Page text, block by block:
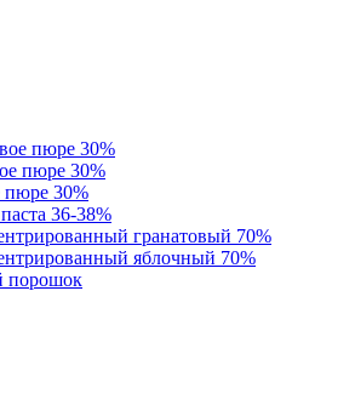
пюре 30%
пюрe 30%
пюре 30%
36-38%
гранатовый 70%
яблочный 70%
порошок